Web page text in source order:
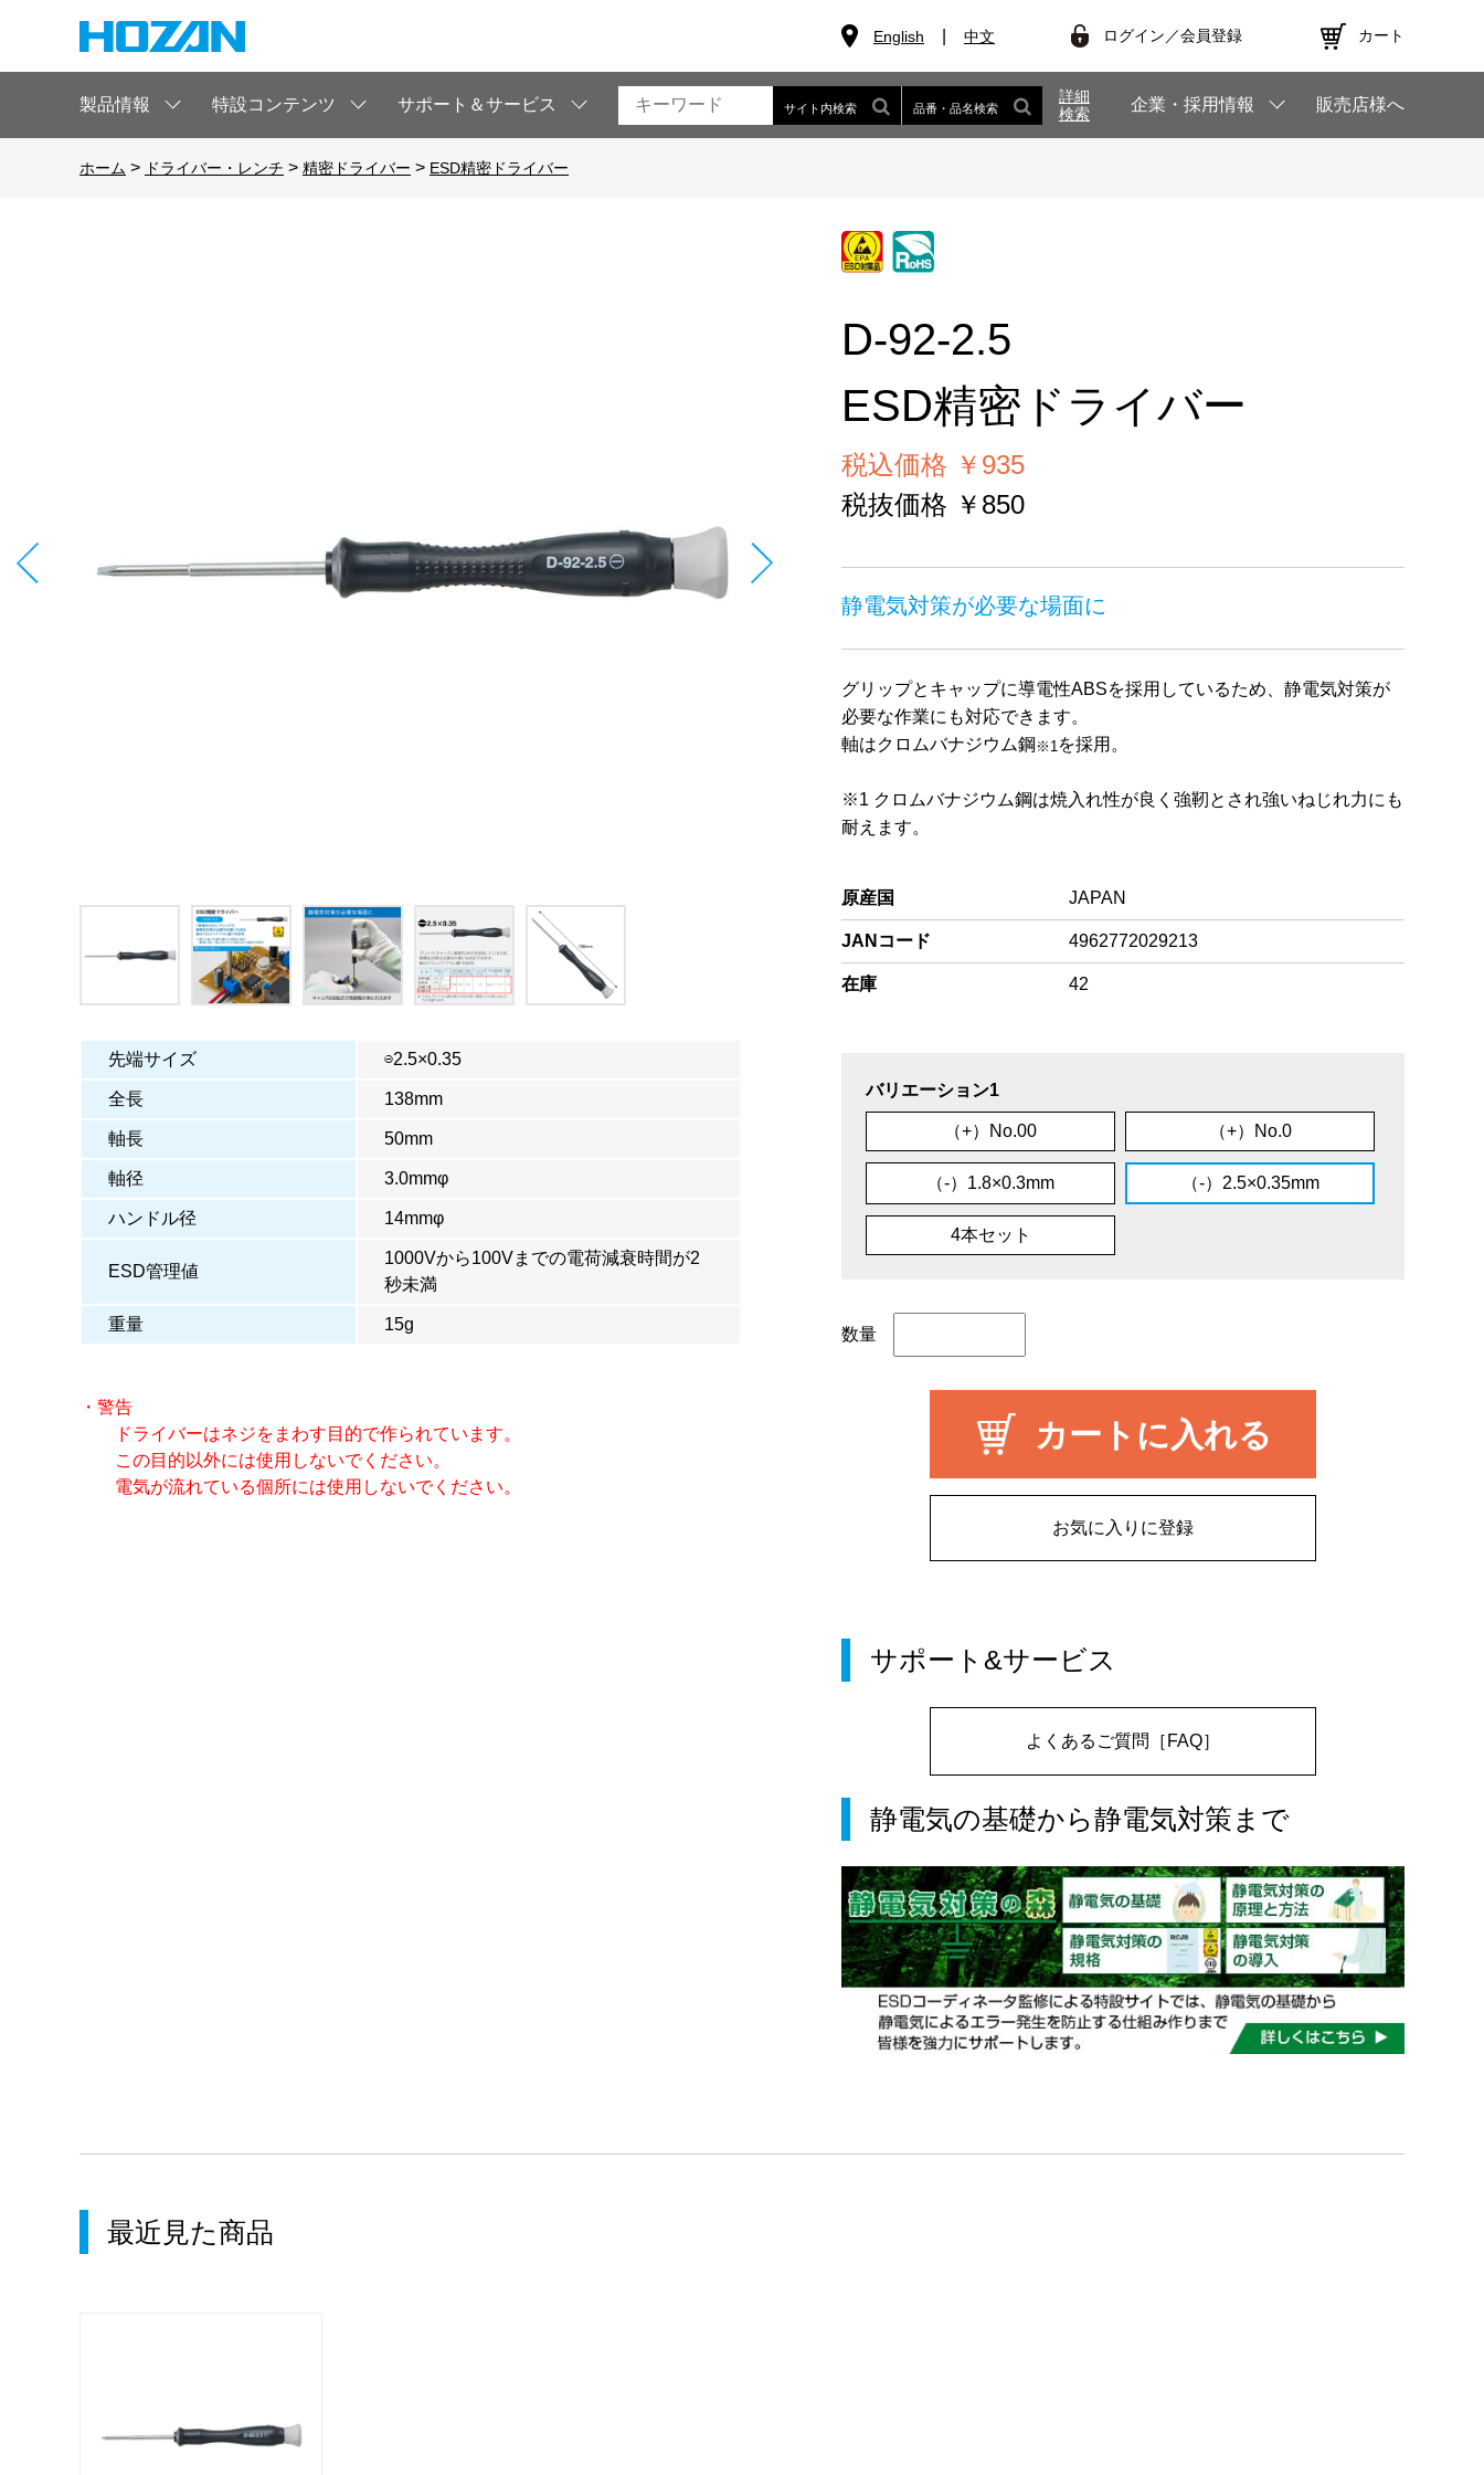
English 中文 ログイン／会員登録 カート
製品情報 特設コンテンツ サポート＆サービス サイト内検索 品番・品名検索
詳細
検索
企業・採用情報 販売店様へ
ホーム > ドライバー・レンチ > 精密ドライバー > ESD精密ドライバー
先端サイズ ⊖2.5×0.35
全長 138mm
軸長 50mm
軸径 3.0mmφ
ハンドル径 14mmφ
ESD管理値
1000Vから100Vまでの電荷減衰時間が2
秒未満
重量 15g
・警告
ドライバーはネジをまわす目的で作られています。
この目的以外には使用しないでください。
電気が流れている個所には使用しないでください。
D-92-2.5
ESD精密ドライバー
税込価格 ￥935
税抜価格 ￥850
静電気対策が必要な場面に
グリップとキャップに導電性ABSを採用しているため、静電気対策が
必要な作業にも対応できます。
軸はクロムバナジウム鋼 ※1を採用。
※1 クロムバナジウム鋼は焼入れ性が良く強靭とされ強いねじれ力にも
耐えます。
原産国 JAPAN
JANコード 4962772029213
在庫 42
バリエーション1
（+）No.00 （+）No.0
（-）1.8×0.3mm （-）2.5×0.35mm
4本セット
数量
カートに入れる
お気に入りに登録
サポート&サービス
よくあるご質問［FAQ］
静電気の基礎から静電気対策まで
最近見た商品